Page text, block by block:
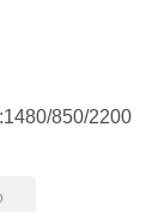
850/2200